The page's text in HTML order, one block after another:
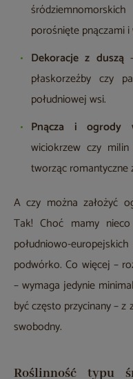
porośnięte pnączami
Dekoracje z duszą
płaskorzeźby czy
południowej wsi.
Pnącza i ogrody
wiciokrzew czy
tworząc romantyczne
A czy można założyć
Tak! Choć mamy
południowo-
podwórko. Co więcej –
– wymaga jedynie
być często przycinany –
swobodny.
Roślinność typu